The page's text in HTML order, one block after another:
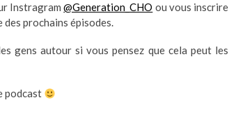
Instragram@Generation_CHO ou vous inscrire
prochains épisodes.
gens autour si vous pensez que cela peut les
podcast